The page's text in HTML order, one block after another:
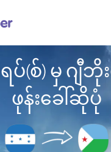
ပ်(စ်) မှ ဂျီ
ဖုန်းခေါ်ဆိုပုံ